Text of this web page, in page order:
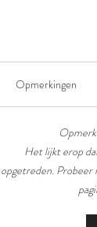
Het
Opmerkingen
Het lijkt erop
opgetreden. Probeer